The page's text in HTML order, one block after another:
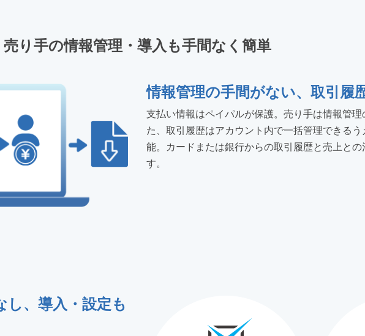
売り手の情報管理・導入も手間なく簡単
情報管理の手間がない、取引履
支払い情報はペイパルが保護。売り手は情報管理
た、取引履歴はアカウント内で一括管理できる
能。カードまたは銀行からの取引履歴と売上との
す。
、導入・設定も